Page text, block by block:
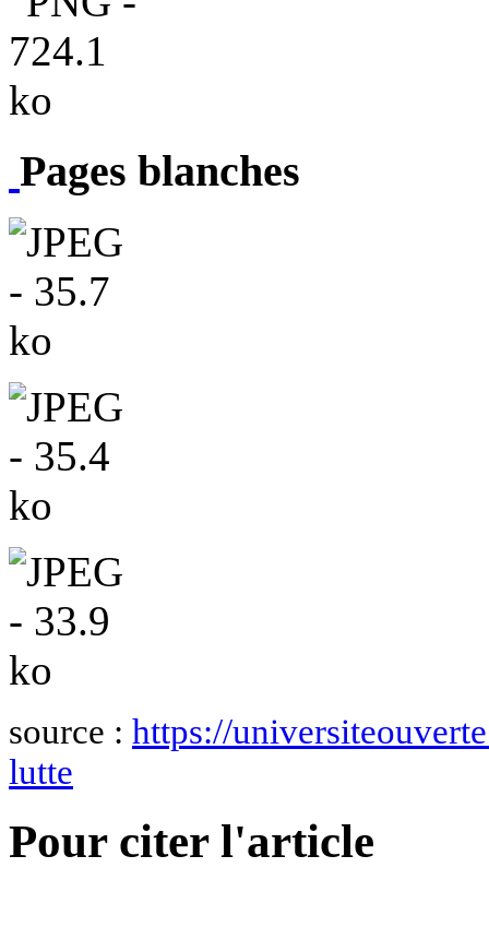
Pages blanches
source : https://
lutte
Pour citer l'article